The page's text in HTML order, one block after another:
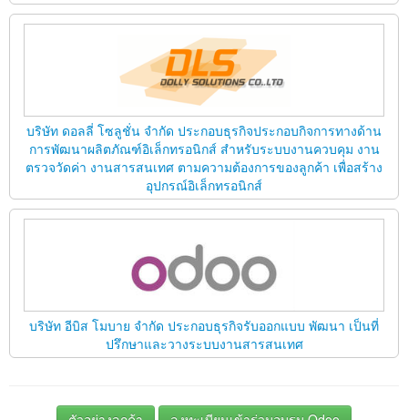
บริษัท ดอลลี่ โซลูชั่น จำกัด ประกอบธุรกิจประกอบกิจการทางด้าน
การพัฒนาผลิตภัณฑ์อิเล็กทรอนิกส์ สำหรับระบบงานควบคุม งาน
ตรวจวัดค่า งานสารสนเทศ ตามความต้องการของลูกค้า เพื่อสร้าง
อุปกรณ์อิเล็กทรอนิกส์
บริษัท อีบิส โมบาย จำกัด ประกอบธุรกิจรับออกแบบ พัฒนา เป็นที่
ปรึกษาและวางระบบงานสารสนเทศ